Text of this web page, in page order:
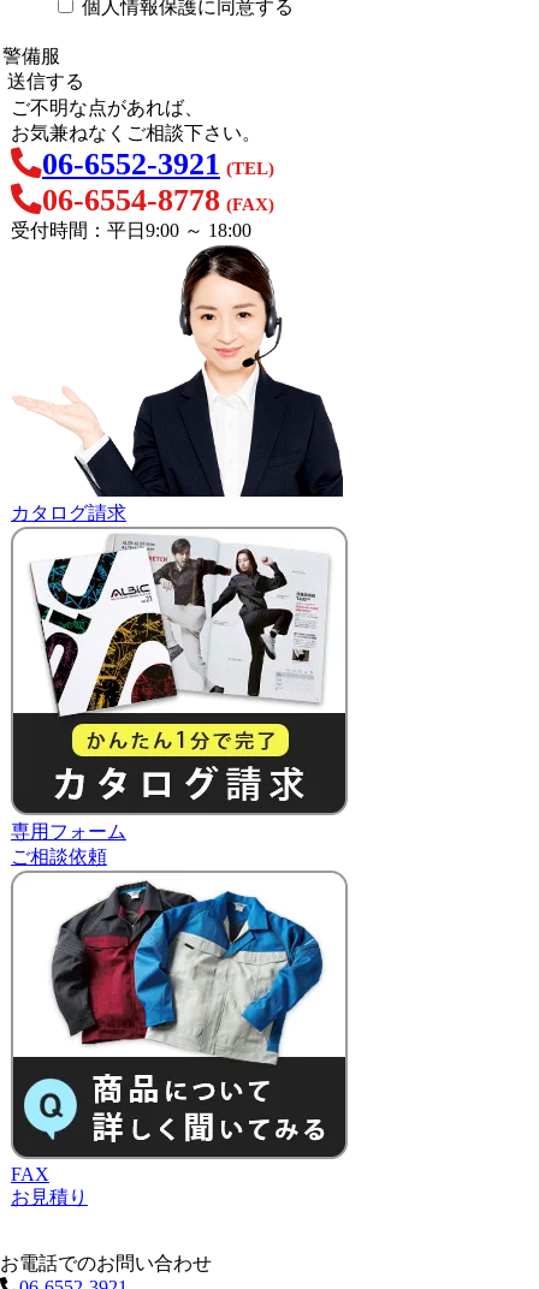
個人情報保護に同意する
ご不明な点があれば、
お気兼ねなくご相談下さい。
06-6552-3921 (TEL)
06-6554-8778 (FAX)
受付時間：平日9:00 ～ 18:00
カタログ請求
専用フォーム
ご相談依頼
FAX
お見積り
お電話でのお問い合わせ